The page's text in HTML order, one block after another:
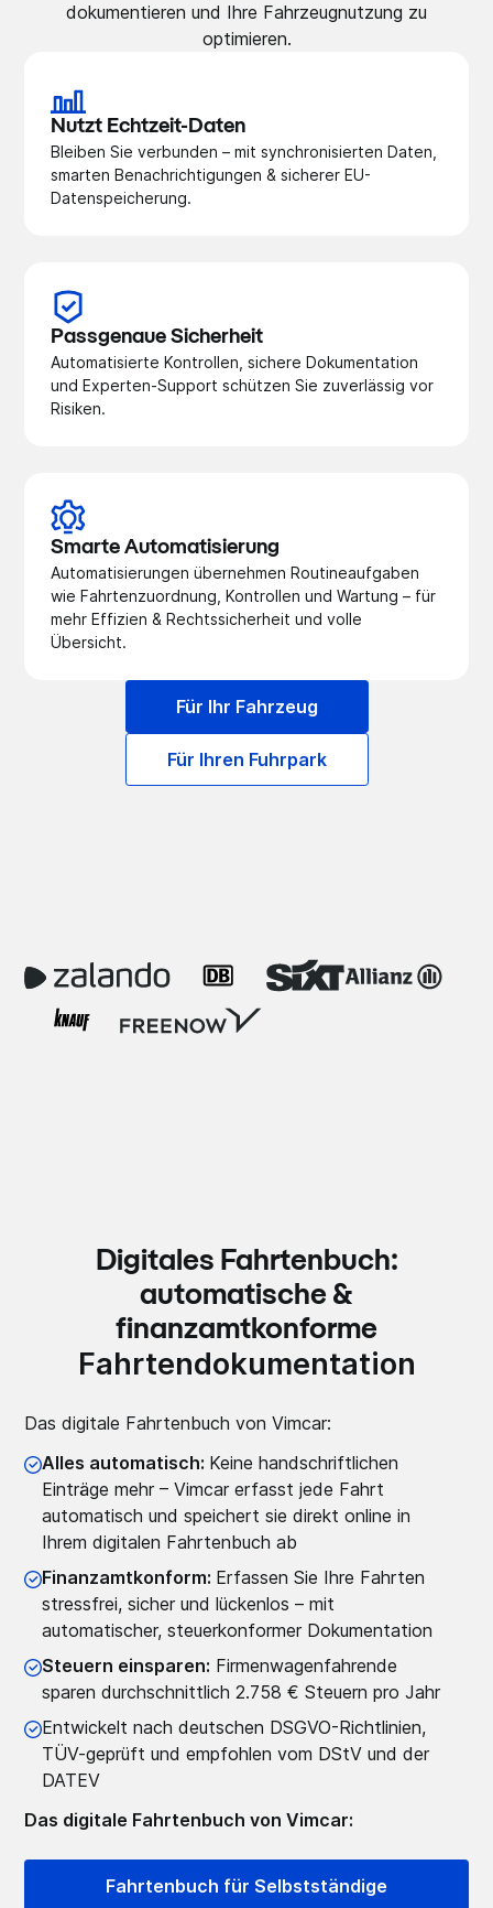
dokumentieren und Ihre Fahrzeugnutzung zu
optimieren.
Nutzt Echtzeit-Daten
Bleiben Sie verbunden – mit synchronisierten Daten,
smarten Benachrichtigungen & sicherer EU-
Datenspeicherung.
Passgenaue Sicherheit
Automatisierte Kontrollen, sichere Dokumentation
und Experten-Support schützen Sie zuverlässig vor
Risiken.
Smarte Automatisierung
Automatisierungen übernehmen Routineaufgaben
wie Fahrtenzuordnung, Kontrollen und Wartung – für
mehr Effizien & Rechtssicherheit und volle
Übersicht.
Für Ihr Fahrzeug
Für Ihren Fuhrpark
Digitales Fahrtenbuch:
automatische &
finanzamtkonforme
Fahrtendokumentation
Das digitale Fahrtenbuch von Vimcar:
Alles automatisch: Keine handschriftlichen
Einträge mehr – Vimcar erfasst jede Fahrt
automatisch und speichert sie direkt online in
Ihrem digitalen Fahrtenbuch ab
Finanzamtkonform: Erfassen Sie Ihre Fahrten
stressfrei, sicher und lückenlos – mit
automatischer, steuerkonformer Dokumentation
Steuern einsparen: Firmenwagenfahrende
sparen durchschnittlich 2.758 € Steuern pro Jahr
Entwickelt nach deutschen DSGVO-Richtlinien,
TÜV-geprüft und empfohlen vom DStV und der
DATEV
Das digitale Fahrtenbuch von Vimcar:
Fahrtenbuch für Selbstständige